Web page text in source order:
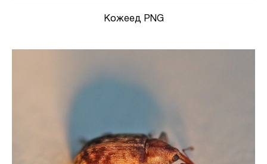
Кожеед PNG